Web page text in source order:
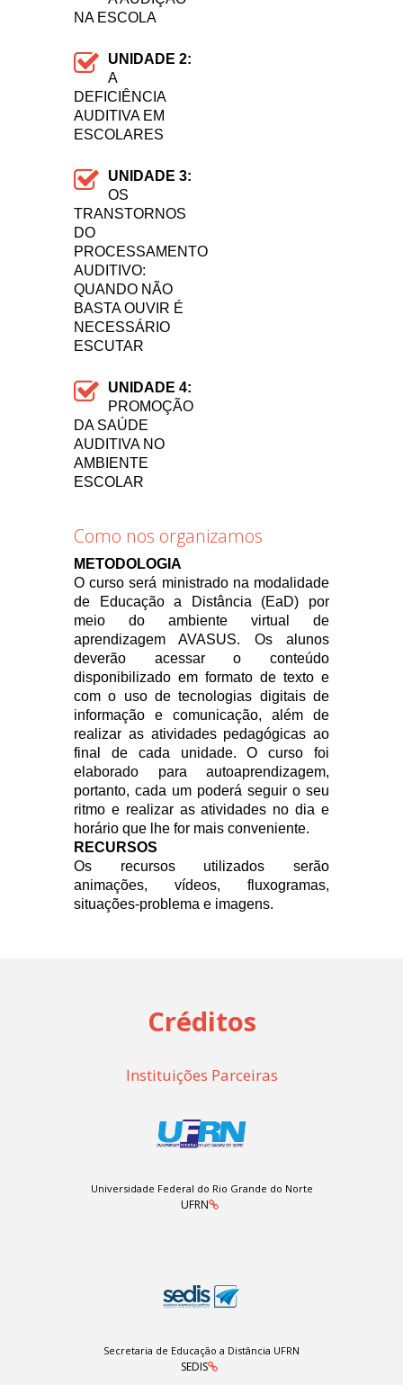
NA ESCOLA
UNIDADE 2:
A
DEFICIÊNCIA
AUDITIVA EM
ESCOLARES
UNIDADE 3:
OS
TRANSTORNOS
DO
PROCESSAMENTO
AUDITIVO:
QUANDO NÃO
BASTA OUVIR É
NECESSÁRIO
ESCUTAR
UNIDADE 4:
PROMOÇÃO
DA SAÚDE
AUDITIVA NO
AMBIENTE
ESCOLAR
Como nos organizamos
METODOLOGIA
O curso será ministrado na modalidade
de Educação a Distância (EaD) por
meio do ambiente virtual de
aprendizagem AVASUS. Os alunos
deverão acessar o conteúdo
disponibilizado em formato de texto e
com o uso de tecnologias digitais de
informação e comunicação, além de
realizar as atividades pedagógicas ao
final de cada unidade. O curso foi
elaborado para autoaprendizagem,
portanto, cada um poderá seguir o seu
ritmo e realizar as atividades no dia e
horário que lhe for mais conveniente.
RECURSOS
Os recursos utilizados serão
animações, vídeos, fluxogramas,
situações-problema e imagens.
Créditos
Instituições Parceiras
Universidade Federal do Rio Grande do Norte
UFRN
Secretaria de Educação a Distância UFRN
SEDIS